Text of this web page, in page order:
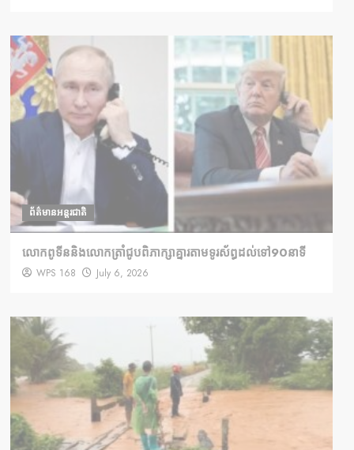
ព័ត៌មានអន្តរជាតិ
លោកពូទីននិងលោកត្រាំជូបពិភាក្សាគ្នារតាមទូរស័ព្ធដល់ទៅ90នាទី
WPS 168 July 6, 2026